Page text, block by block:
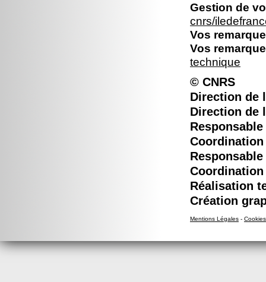
Gestion de
cnrs/
Vos
Vos
technique
© CNRS
Direction de
Direction de
Réalisation
Création
Mentions Légales - Cookies